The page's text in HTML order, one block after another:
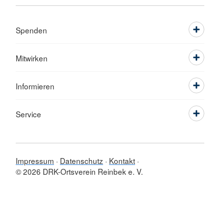
Spenden
Mitwirken
Informieren
Service
Impressum Datenschutz
Kontakt
© 2026 DRK-Ortsverein Reinbek e. V.